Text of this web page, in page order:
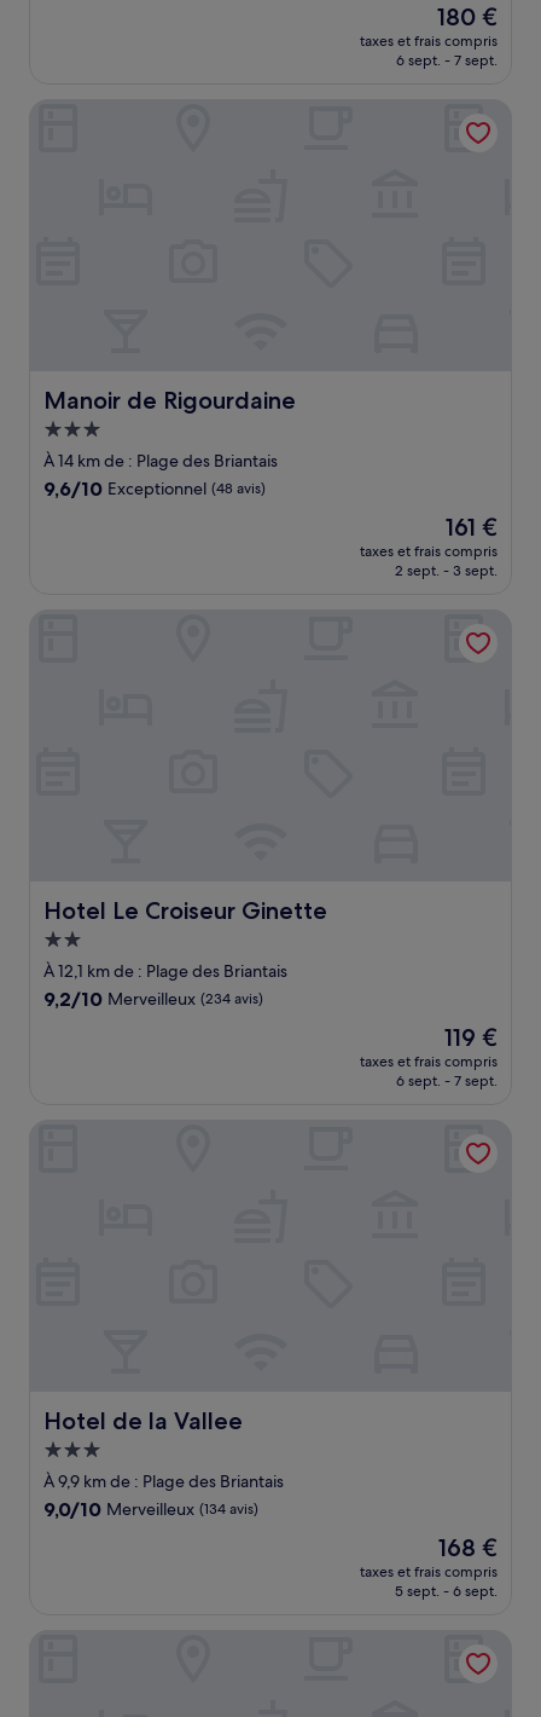
Le
nouveau
prix
de
180 €
180 €
taxes et frais compris
6 sept. - 7 sept.
Manoir de Rigourdaine
Manoir de Rigourdaine
Hébergement
3.0 étoiles
À 14 km de : Plage des Briantais
9.6
9,6/10 Exceptionnel (48 avis)
Le
nouveau
prix
de
161 €
161 €
taxes et frais compris
2 sept. - 3 sept.
Hotel Le Croiseur Ginette
Hotel Le Croiseur Ginette
Hébergement
2.0 étoiles
À 12,1 km de : Plage des Briantais
9.2
9,2/10 Merveilleux (234 avis)
Le
nouveau
prix
de
119 €
119 €
taxes et frais compris
6 sept. - 7 sept.
Hotel de la Vallee
Hotel de la Vallee
Hébergement
3.0 étoiles
À 9,9 km de : Plage des Briantais
9.0
9,0/10 Merveilleux (134 avis)
Le
nouveau
prix
de
168 €
168 €
taxes et frais compris
5 sept. - 6 sept.